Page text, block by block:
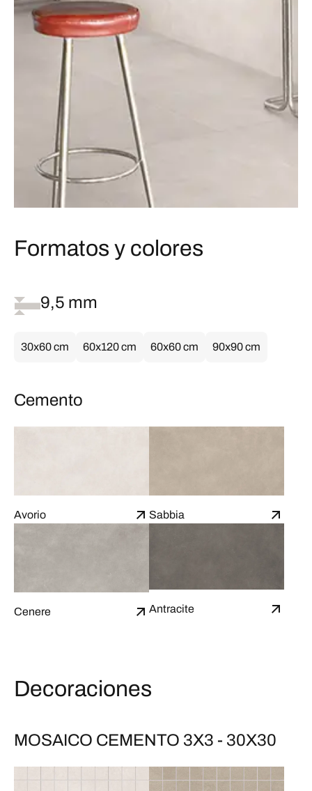
Formatos y colores
9,5 mm
30x60 cm 60x120 cm 60x60 cm 90x90 cm
Cemento
Avorio Sabbia
Cenere Antracite
Decoraciones
MOSAICO CEMENTO 3X3 - 30X30